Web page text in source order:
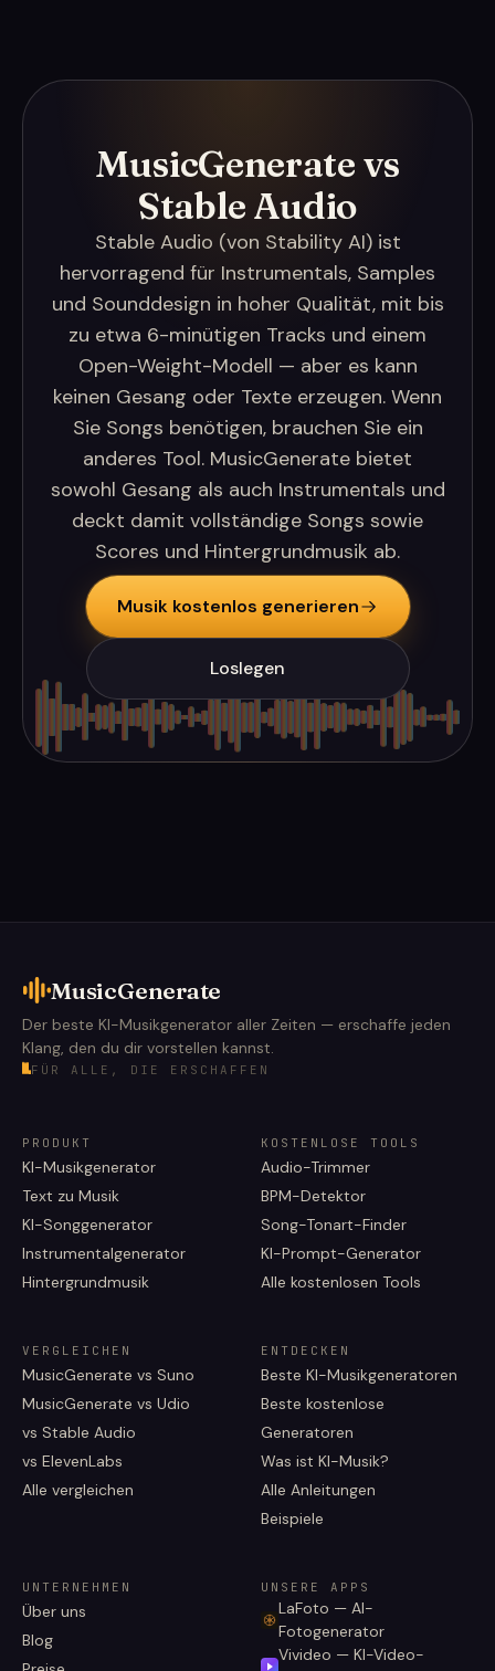
MusicGenerate vs
Stable Audio
Stable Audio (von Stability AI) ist
hervorragend für Instrumentals, Samples
und Sounddesign in hoher Qualität, mit bis
zu etwa 6-minütigen Tracks und einem
Open-Weight-Modell — aber es kann
keinen Gesang oder Texte erzeugen. Wenn
Sie Songs benötigen, brauchen Sie ein
anderes Tool. MusicGenerate bietet
sowohl Gesang als auch Instrumentals und
deckt damit vollständige Songs sowie
Scores und Hintergrundmusik ab.
Musik kostenlos generieren
Loslegen
MusicGenerate
Der beste KI-Musikgenerator aller Zeiten — erschaffe jeden
Klang, den du dir vorstellen kannst.
FÜR ALLE, DIE ERSCHAFFEN
PRODUKT
KI-Musikgenerator
Text zu Musik
KI-Songgenerator
Instrumentalgenerator
Hintergrundmusik
KOSTENLOSE TOOLS
Audio-Trimmer
BPM-Detektor
Song-Tonart-Finder
KI-Prompt-Generator
Alle kostenlosen Tools
VERGLEICHEN
MusicGenerate vs Suno
MusicGenerate vs Udio
vs Stable Audio
vs ElevenLabs
Alle vergleichen
ENTDECKEN
Beste KI-Musikgeneratoren
Beste kostenlose
Generatoren
Was ist KI-Musik?
Alle Anleitungen
Beispiele
UNTERNEHMEN
Über uns
Blog
UNSERE APPS
LaFoto — AI-
Fotogenerator
Vivideo — KI-Video-